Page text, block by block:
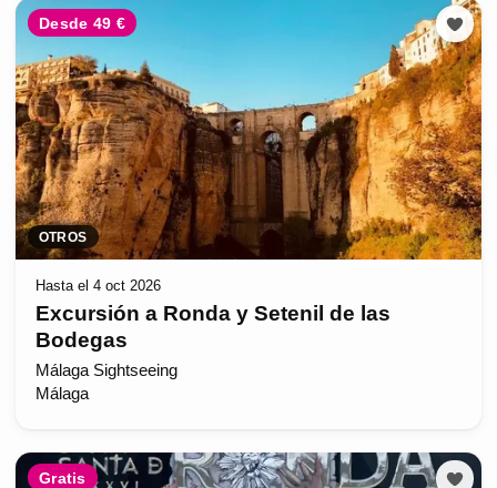
Desde 49 €
OTROS
Hasta el 4 oct 2026
Excursión a Ronda y Setenil de las
Bodegas
Málaga Sightseeing
Málaga
Gratis